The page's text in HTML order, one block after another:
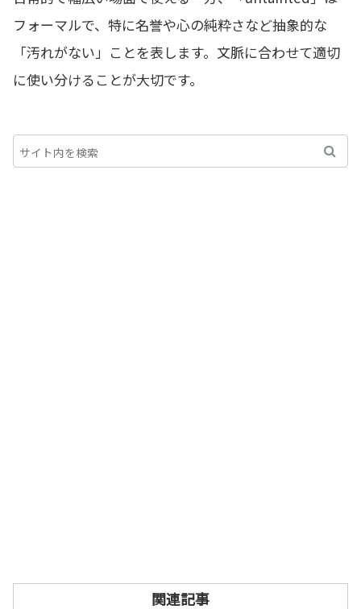
フォーマルで、特に名誉や心の純粋さなど抽象的な
「汚れがない」ことを表します。文脈に合わせて適切
に使い分けることが大切です。
関連記事